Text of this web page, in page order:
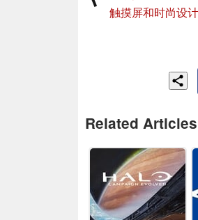
触摸屏和时尚设计
Related Articles